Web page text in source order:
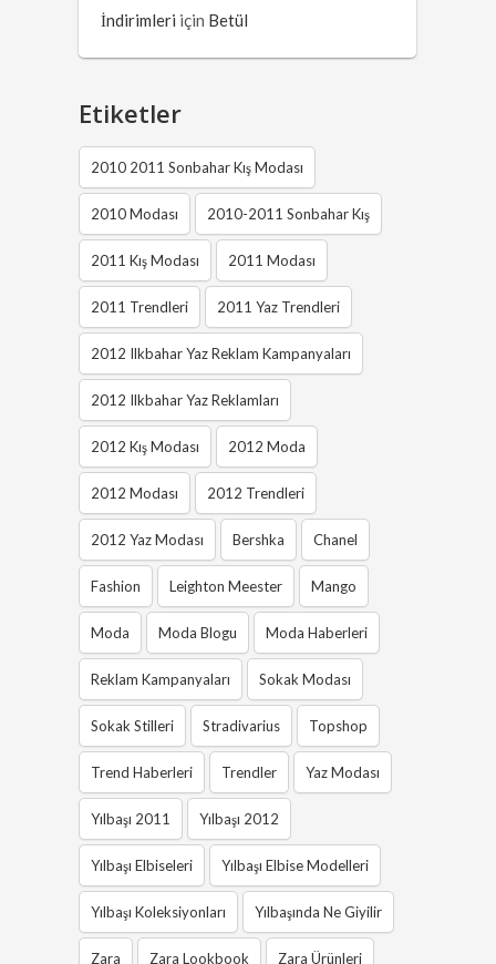
İndirimleri için Betül
Etiketler
2010 2011 Sonbahar Kış Modası
2010 Modası 2010-2011 Sonbahar Kış
2011 Kış Modası 2011 Modası
2011 Trendleri 2011 Yaz Trendleri
2012 Ilkbahar Yaz Reklam Kampanyaları
2012 Ilkbahar Yaz Reklamları
2012 Kış Modası 2012 Moda
2012 Modası 2012 Trendleri
2012 Yaz Modası Bershka Chanel
Fashion Leighton Meester Mango
Moda Moda Blogu Moda Haberleri
Reklam Kampanyaları Sokak Modası
Sokak Stilleri Stradivarius Topshop
Trend Haberleri Trendler Yaz Modası
Yılbaşı 2011 Yılbaşı 2012
Yılbaşı Elbiseleri Yılbaşı Elbise Modelleri
Yılbaşı Koleksiyonları Yılbaşında Ne Giyilir
Zara Zara Lookbook Zara Ürünleri